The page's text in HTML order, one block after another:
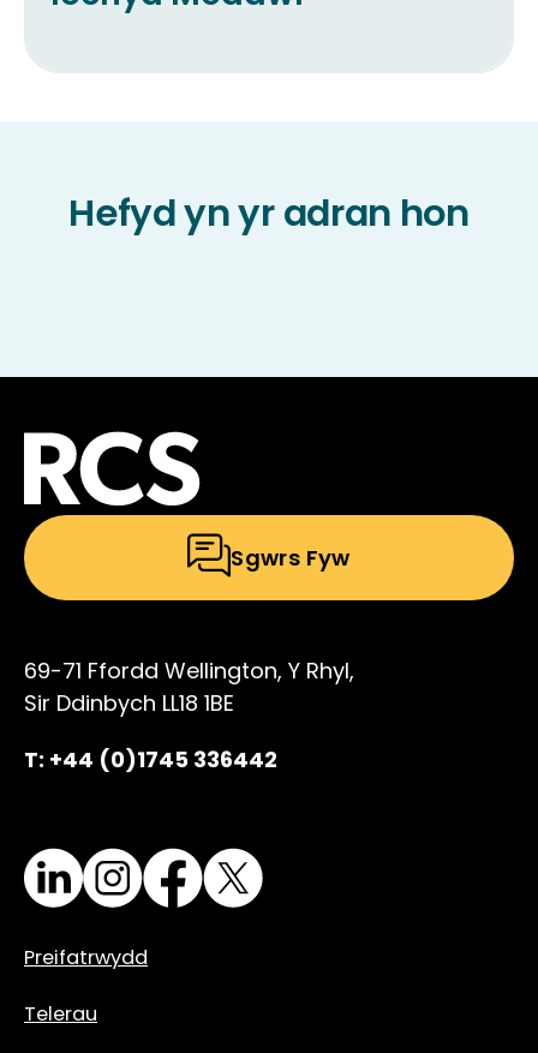
Hefyd yn yr adran hon
Sgwrs Fyw
69-71 Ffordd Wellington, Y Rhyl,
Sir Ddinbych LL18 1BE
T: +44 (0)1745 336442
LinkedInInstagram
Facebook
Preifatrwydd
Telerau